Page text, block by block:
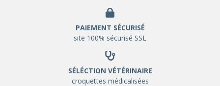
PAIEMENT SÉCURISÉ
site 100% sécurisé SSL
SÉLÉCTION VÉTÉRINAIRE
croquettes médicalisées